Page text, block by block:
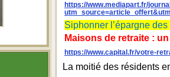
https://www.mediapart.fr/
Siphonner l’épargne
Maisons de retraite :
https://www.capital.fr/votre-
La moitié des résidents